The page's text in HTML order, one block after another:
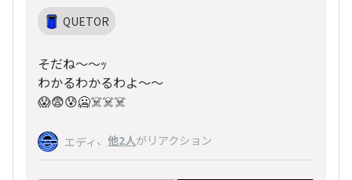
QUETOR
そだね〜〜ｯ
わかるわかるわよ〜〜
😱😨😰🥶☠️☠️☠️
エディ 、 他2人がリアクション